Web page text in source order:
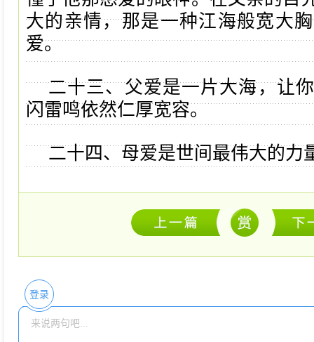
大的亲情，那是一种江海般宽大
爱。
二十三、父爱是一片大海，让
闪雷鸣依然仁厚宽容。
二十四、母爱是世间最伟大的力
登录